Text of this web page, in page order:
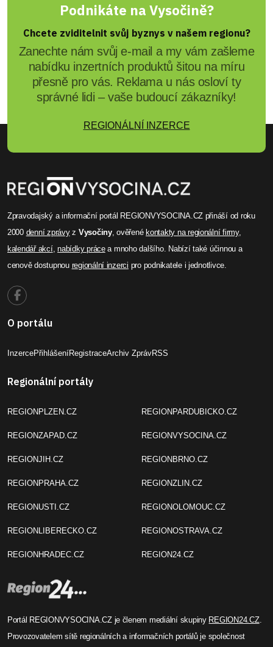
Podnikáte na Vysočině?
Chcete zviditelnit svůj byznys v našem regionu?
Zanechte nám svůj e-mail a my vám zašleme
nabídku inzertních produktů šitou na míru
přesně pro vás. Reklama u nás osloví ty
správné lidi – vaše budoucí zákazníky!
REGIONÁLNÍ INZERCE
Zpravodajský a informační portál REGIONVYSOCINA.CZ přináší od roku
2000 denní zprávyz Vysočiny, ověřenékontakty na regionální firmy,
kalendář akcí,nabídky prácea mnoho dalšího. Nabízí také účinnou a
cenově dostupnou regionální inzerci pro podnikatele i jednotlivce.
O portálu
InzercePřihlášeníRegistraceArchiv ZprávRSS
Regionální portály
REGIONPLZEN.CZ
REGIONZAPAD.CZ
REGIONJIH.CZ
REGIONPRAHA.CZ
REGIONUSTI.CZ
REGIONLIBERECKO.CZ
REGIONHRADEC.CZ
REGIONPARDUBICKO.CZ
REGIONVYSOCINA.CZ
REGIONBRNO.CZ
REGIONZLIN.CZ
REGIONOLOMOUC.CZ
REGIONOSTRAVA.CZ
REGION24.CZ
Portál REGIONVYSOCINA.CZ je členem mediální skupiny REGION24.CZ.
Provozovatelem sítě regionálních a informačních portálů je společnost